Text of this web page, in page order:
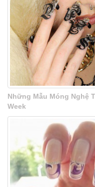
Những Mẫu Móng Nghệ
Week